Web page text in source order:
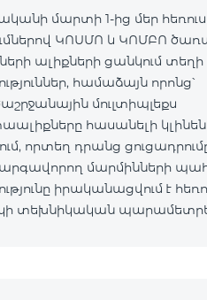
մարտի 1-ից մեր
ԿՈՍՄՈ և ԿՈՄԲՈ
ալիքների ցանկում տեղի
համաձայն որոնց՝
մուլտիպլեքս
հասանելի
որտեղ դրանց
մարմինների
իրականացվում է
տեխնիկական